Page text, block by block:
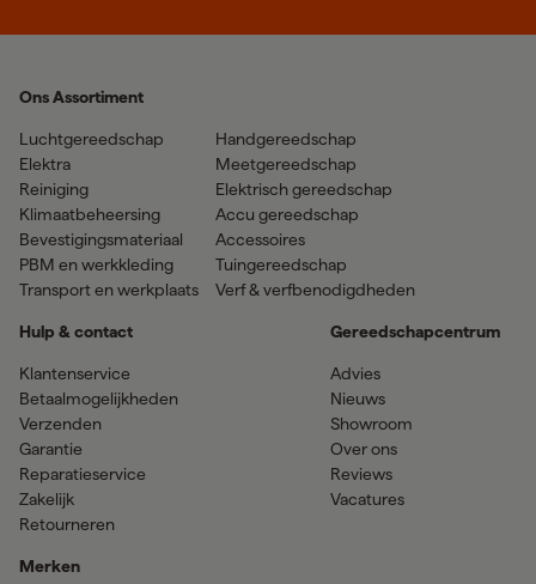
Ons Assortiment
Luchtgereedschap
Elektra
Reiniging
Klimaatbeheersing
Bevestigingsmateriaal
PBM en werkkleding
Transport en werkplaats
Handgereedschap
Meetgereedschap
Elektrisch gereedschap
Accu gereedschap
Accessoires
Tuingereedschap
Verf & verfbenodigdheden
Hulp & contact
Klantenservice
Betaalmogelijkheden
Verzenden
Garantie
Reparatieservice
Zakelijk
Retourneren
Merken
Gereedschapcentrum
Advies
Nieuws
Showroom
Over ons
Reviews
Vacatures